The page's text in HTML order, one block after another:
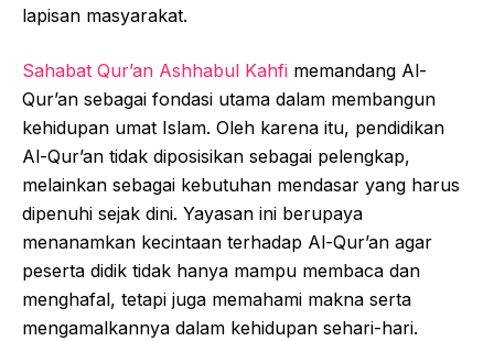
lapisan masyarakat.
Sahabat Qur’an Ashhabul Kahfi memandang Al-
Qur’an sebagai fondasi utama dalam membangun
kehidupan umat Islam. Oleh karena itu, pendidikan
Al-Qur’an tidak diposisikan sebagai pelengkap,
melainkan sebagai kebutuhan mendasar yang harus
dipenuhi sejak dini. Yayasan ini berupaya
menanamkan kecintaan terhadap Al-Qur’an agar
peserta didik tidak hanya mampu membaca dan
menghafal, tetapi juga memahami makna serta
mengamalkannya dalam kehidupan sehari-hari.